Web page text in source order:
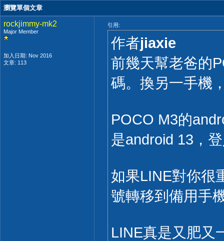
瀏覽單個文章
rockjimmy-mk2
Major Member
加入日期: Nov 2016
文章: 113
引用:
作者jiaxie
前幾天幫老爸的
碼。換另一手機
POCO M3的
是android 13，
如果LINE對你很
號轉移到備用手
LINE真是又肥又